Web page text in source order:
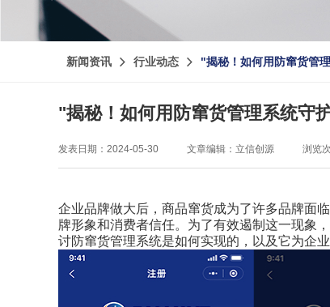
新闻资讯 行业动态 "揭秘！如何用防窜货管
"揭秘！如何用防窜货管理系统守
发表日期：2024-05-30 文章编辑：立信创源 浏览
企业品牌做大后， 商品窜货成为了许多品牌面
牌形象和消费者信任。为了有效遏制这一现象
讨防窜货管理系统是如何实现的，以及它为企业